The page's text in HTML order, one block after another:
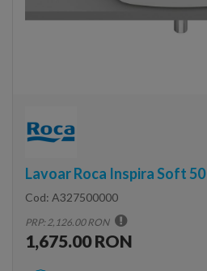
Lavoar Roca Inspira Soft 50
Cod: A327500000
PRP: 2,126.00 RON
1,675.00 RON